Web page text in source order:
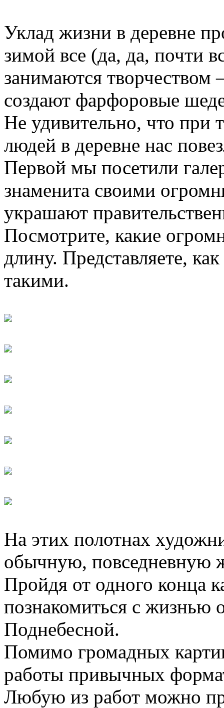
Уклад жизни в деревне
зимой все (да, да, почти
занимаются
создают фарфоровые
Не удивительно, что при
людей в деревне нас
Первой мы посетили
знаменита своими
украшают
Посмотрите, какие
длину. Представляете,
такими.
На этих полотнах
обычную, повседневную
Пройдя от одного конца
познакомиться с жизнью
Поднебесной.
Помимо громадных
работы привычных
Любую из работ можно